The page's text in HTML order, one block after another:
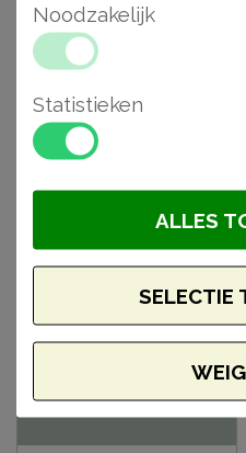
Orac W112 RIDGE
wandpaneel
200 x 25 x 1,9 cm
€ 85,68
Noodzakelijk
Statistieken
SELECTIE
ALLES